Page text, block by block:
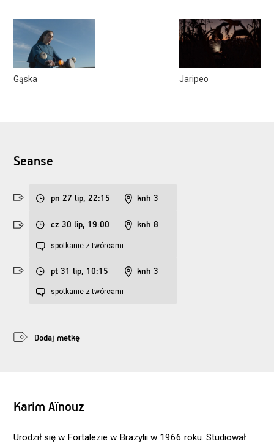
Gąska Jaripeo
Seanse
pn 27 lip, 22:15 knh 3
cz 30 lip, 19:00 knh 8
spotkanie z twórcami
pt 31 lip, 10:15 knh 3
spotkanie z twórcami
Dodaj metkę
Karim Aïnouz
Urodził się w Fortalezie w Brazylii w 1966 roku. Studiował